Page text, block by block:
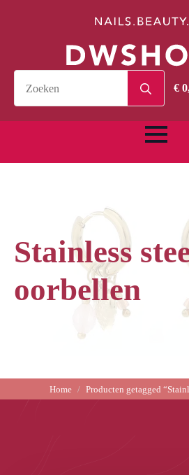
for:€
Stainless
oorbellen
Home Producten getagged